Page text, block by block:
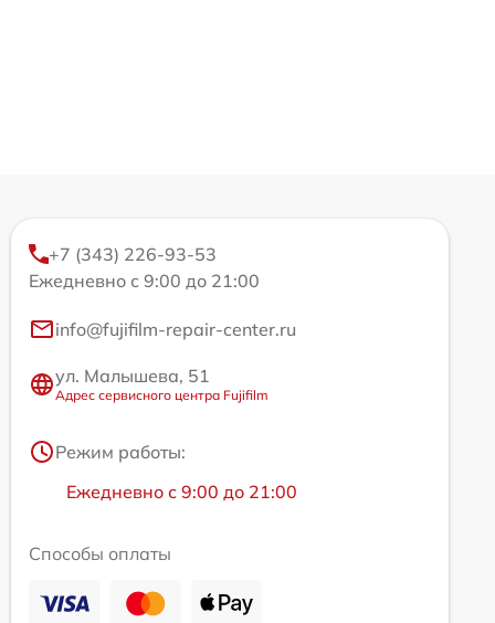
+7 (343) 226-93-53
Ежедневно с 9:00 до 21:00
info@fujifilm-repair-center.ru
ул. Малышева, 51
Адрес сервисного центра Fujifilm
Режим работы:
Ежедневно с 9:00 до 21:00
Способы оплаты